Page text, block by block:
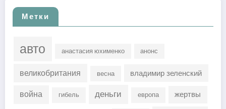
Метки
авто анастасия юхименко анонс
великобритания весна владимир зеленский
война гибель деньги европа жертвы